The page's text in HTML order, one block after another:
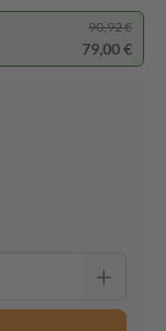
90,92 €
79,00 €